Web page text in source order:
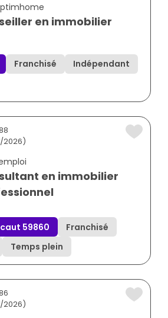
en immobilier
Franchisé
Indépendant
2026)
en immobilier
59860
Franchisé
Temps plein
2026)